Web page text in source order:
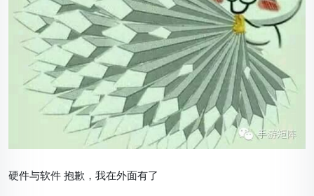
硬件与软件 抱歉，我在外面有了